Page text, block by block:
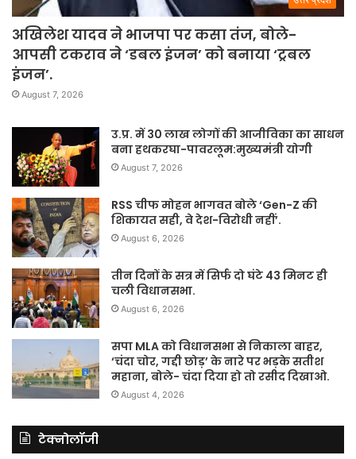
अखिलेश यादव ने भाजपा पर कसा तंज, बोले-
आपसी टकराव ने ‘डबल इंजन’ को बनाया ‘ट्रबल
इंजन’.
August 7, 2026
उ.प्र. में 30 लाख लोगों की आजीविका का साधन
बना हथकरघा-पावरलूम:मुख्यमंत्री योगी
August 7, 2026
RSS चीफ मोहन भागवत बोले ‘Gen-Z की
शिकायत सही, वे देश-विरोधी नहीं’.
August 6, 2026
तीन दिनों के सत्र में सिर्फ दो घंटे 43 मिनट ही
चली विधानसभा.
August 6, 2026
सपा MLA को विधानसभा से निकाला बाहर,
‘चंदा चोर, गद्दी छोड़’ के नारे पर भड़के सतीश
महाना, बोले- चंदा दिया हो तो रसीद दिखाओ.
August 4, 2026
टेक्नोलॉजी